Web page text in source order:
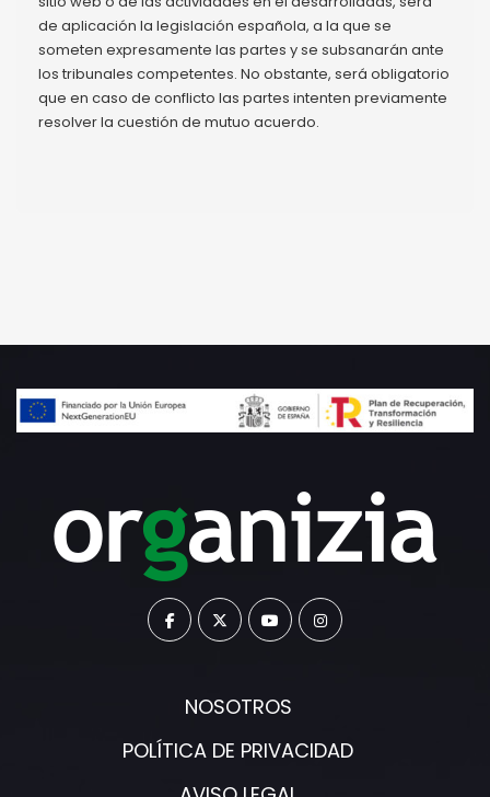
de aplicación la legislación española, a la que se
someten expresamente las partes y se subsanarán ante
los tribunales competentes. No obstante, será obligatorio
que en caso de conflicto las partes intenten previamente
resolver la cuestión de mutuo acuerdo.
NOSOTROS
POLÍTICA DE PRIVACIDAD